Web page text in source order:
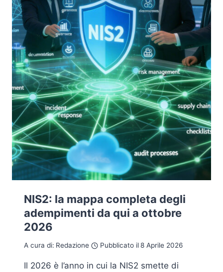
REEVO
NIS2: la mappa completa degli
adempimenti da qui a ottobre
2026
A cura di: Redazione Pubblicato il8 Aprile 2026
Il 2026 è l’anno in cui la NIS2 smette di